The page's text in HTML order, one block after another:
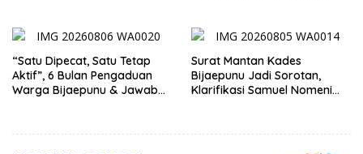
“Satu Dipecat, Satu Tetap
Aktif”, 6 Bulan Pengaduan
Warga Bijaepunu & Jawaban
Surat Mantan Kades
Bijaepunu Jadi Sorotan,
Klarifikasi Samuel Nomeni